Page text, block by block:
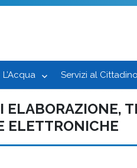
L’Acqua Servizi al Cittadino
ELABORAZIONE,
ELETTRONICHE